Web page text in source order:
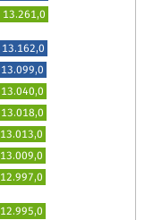
13.261,0
13.162,0
13.099,0
13.040,0
13.018,0
13.013,0
13.009,0
12.997,0
12.995,0